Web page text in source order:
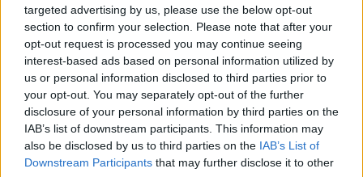
targeted advertising by us, please use the below opt-out
section to confirm your selection. Please note that after your
opt-out request is processed you may continue seeing
interest-based ads based on personal information utilized by
us or personal information disclosed to third parties prior to
your opt-out. You may separately opt-out of the further
disclosure of your personal information by third parties on the
IAB’s list of downstream participants. This information may
also be disclosed by us to third parties on the IAB’s List of
Downstream Participants that may further disclose it to other
ΣΤΕΛΙΟΣ ΖΩΝΤΟΣ
Όταν το ψέμα τηρεί ωράριο
γραφείου
07.08.2026, 06:33
κάτι που δεν
έγινε ιδιαίτερα
κατανοητό
είναι ότι οι
Ηνωμένες
Πολιτείες
προβαίνουν σε
αυτή την
κίνηση όχι
τόσο για να